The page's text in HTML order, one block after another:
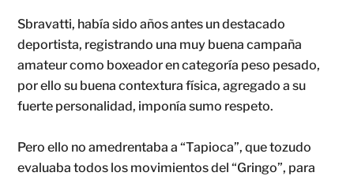
Sbravatti, había sido años antes un destacado
deportista, registrando una muy buena campaña
amateur como boxeador en categoría peso pesado,
por ello su buena contextura física, agregado a su
fuerte personalidad, imponía sumo respeto.
Pero ello no amedrentaba a “Tapioca”, que tozudo
evaluaba todos los movimientos del “Gringo”, para